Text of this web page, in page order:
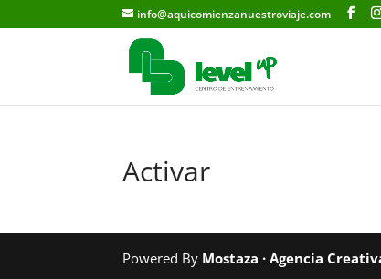
info@aquicomienzanuestroviaje.com
Activar
Powered By Mostaza · Agencia